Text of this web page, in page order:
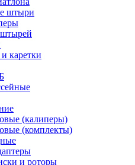
штыри
каретки
(калиперы)
(комплекты)
и роторы